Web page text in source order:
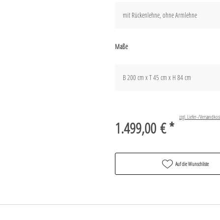
mit Rückenlehne, ohne Armlehne
Maße
B 200 cm x T 45 cm x H 84 cm
1.499,00 € *
zzgl. Liefer-/
Auf die Wunschliste